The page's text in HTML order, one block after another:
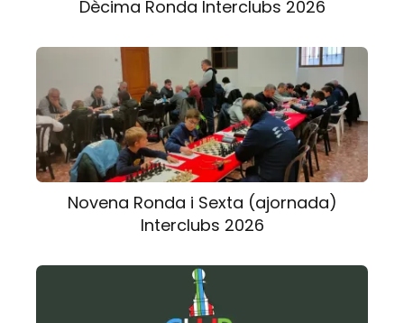
Dècima Ronda Interclubs 2026
Novena Ronda i Sexta (ajornada)
Interclubs 2026